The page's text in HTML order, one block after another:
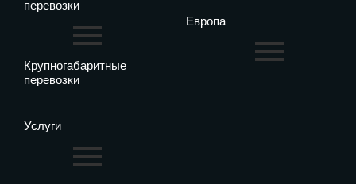
перевозки
Крупногабаритные
перевозки
Европа
Услуги